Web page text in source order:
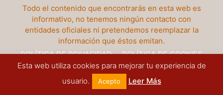
Todo el contenido que encontrarás en esta web es
informativo, no tenemos ningún contacto con
entidades oficiales ni pretendemos reemplazar la
información que éstos emitan.
POLÍTICA DE PRIVACIDAD
POLÍTICA DE COOKIES
AVISO LEGAL
MAPA DEL SITIO
CONTACTO
© 2021 - FormulariosHoy.com - Todos los Derechos
Esta web utiliza cookies para mejorar tu experiencia de
usuario.
Acepto Leer Más